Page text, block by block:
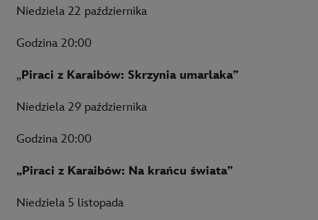
Niedziela 22 października
Godzina 20:00
„Piraci z Karaibów: Skrzynia umarlaka”
Niedziela 29 października
Godzina 20:00
„Piraci z Karaibów: Na krańcu świata”
Niedziela 5 listopada